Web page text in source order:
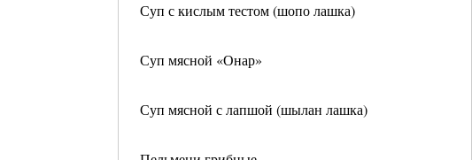
Суп с кислым тестом (шопо лашка)
Суп мясной «Онар»
Суп мясной с лапшой (шылан лашка)